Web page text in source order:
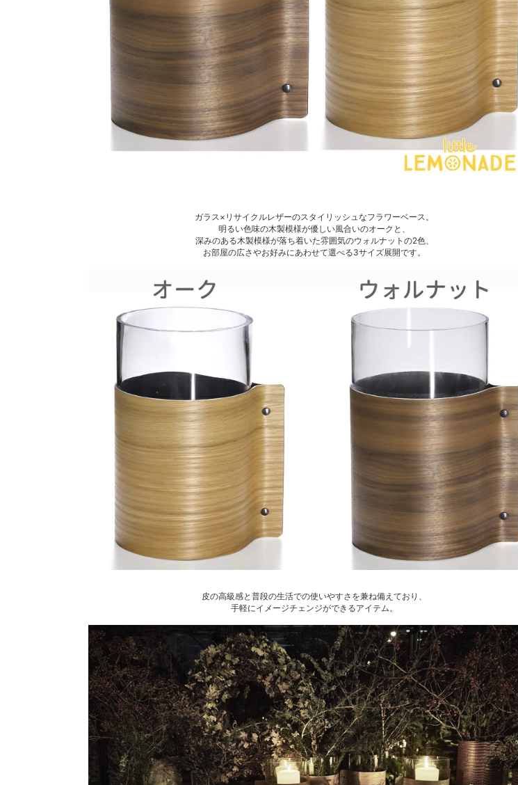
ガラス×リサイクルレザーのスタイリッシュなフラワーベース。
明るい色味の木製模様が優しい風合いのオークと、
深みのある木製模様が落ち着いた雰囲気のウォルナットの2色、
お部屋の広さやお好みにあわせて選べる3サイズ展開です。
皮の高級感と普段の生活での使いやすさを兼ね備えており、
手軽にイメージチェンジができるアイテム。